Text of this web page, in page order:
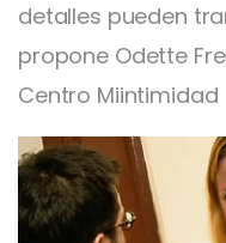
detalles pueden
propone Odette
Centro Miintimidad